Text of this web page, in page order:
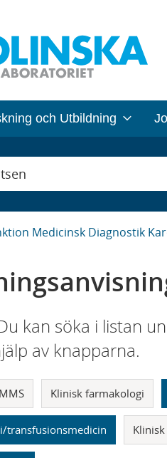
och Utbildning
Medicinsk Diagnostik
kan söka i listan
av knapparna.
Klinisk farmakologi
transfusionsmedicin